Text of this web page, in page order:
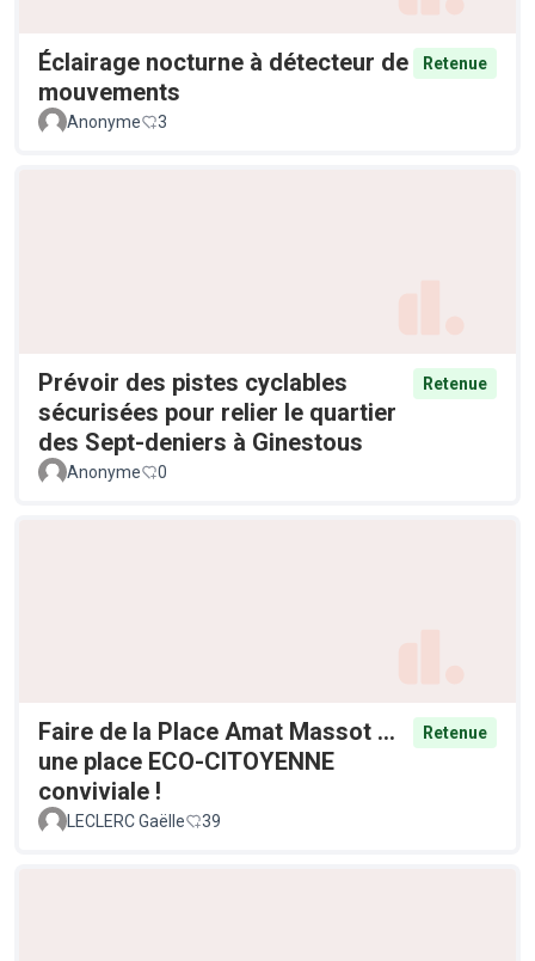
Éclairage nocturne à détecteur de
mouvements
Retenue
Anonyme 3
Prévoir des pistes cyclables
sécurisées pour relier le quartier
des Sept-deniers à Ginestous
Retenue
Anonyme 0
Faire de la Place Amat Massot ...
une place ECO-CITOYENNE
conviviale !
Retenue
LECLERC Gaëlle 39